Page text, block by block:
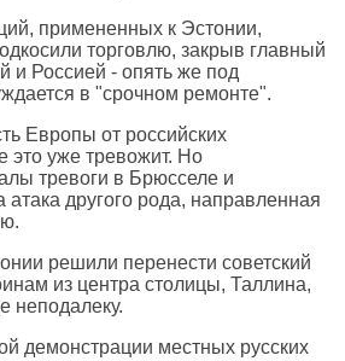
примененных к Эстонии,
торговлю, закрыв главный
и Россией - опять же под
в "срочном ремонте".
Европы от российских
это уже тревожит. Но
тревоги в Брюсселе и
другого рода, направленная
решили перенести советский
из центра столицы, Таллина,
неподалеку.
демонстрации местных русских